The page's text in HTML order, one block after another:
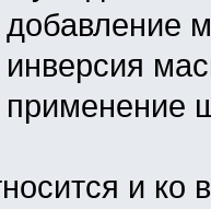
добавление
инверсия
применение
и